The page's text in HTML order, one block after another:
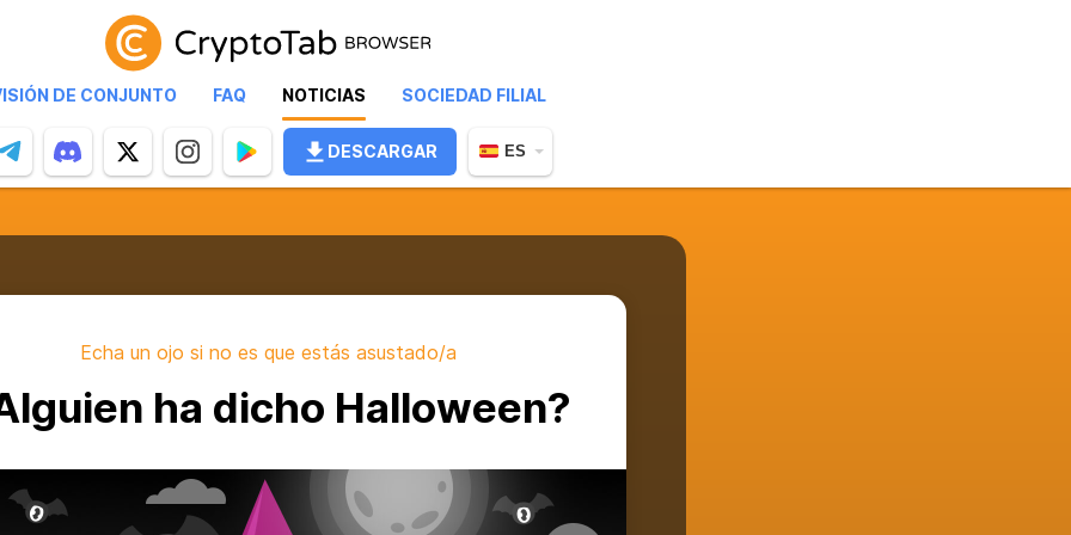
DE CONJUNTO FAQ NOTICIAS SOCIEDAD FILIAL
DESCARGAR ES
Echa un ojo si no es que estás asustado/a
ha dicho Halloween?